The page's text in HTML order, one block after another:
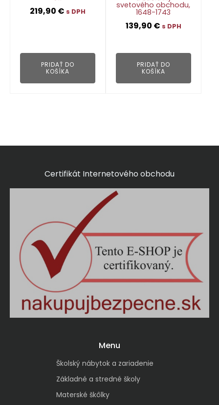
219,90 € s DPH
PRIDAŤ DO
KOŠÍKA
svetového obchodu,
1648-1743
139,90 € s DPH
PRIDAŤ DO
KOŠÍKA
Certifikát Internetového obchodu
Menu
Školský nábytok a zariadenie
Základné a stredné školy
Materské škôlky